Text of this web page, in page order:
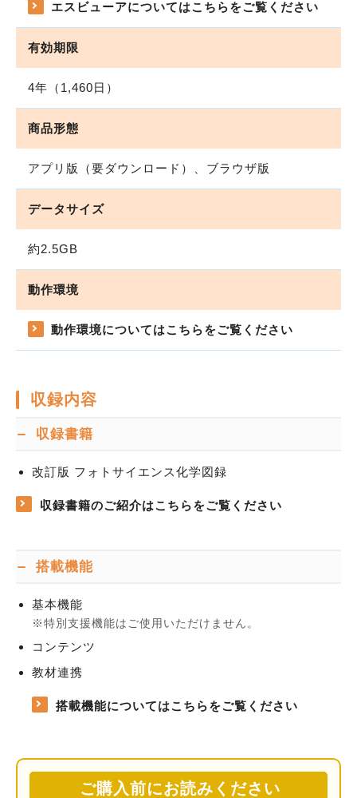
エスビューアについてはこちらをご覧ください
有効期限
4年（1,460日）
商品形態
アプリ版（要ダウンロード）、ブラウザ版
データサイズ
約2.5GB
動作環境
動作環境についてはこちらをご覧ください
収録内容
収録書籍
改訂版 フォトサイエンス化学図録
収録書籍のご紹介はこちらをご覧ください
搭載機能
基本機能
特別支援機能はご使用いただけません。
コンテンツ
教材連携
搭載機能についてはこちらをご覧ください
ご購入前にお読みください